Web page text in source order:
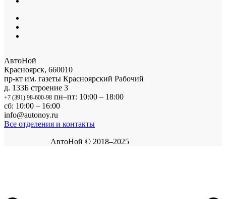
АвтоНой
Красноярск, 660010
пр-кт им. газеты Красноярский Рабочий
д. 133Б строение 3
+7 (391) 98-600-98 пн–пт: 10:00 – 18:00
сб: 10:00 – 16:00
info@autonoy.ru
Все отделения и контакты
АвтоНой © 2018–2025